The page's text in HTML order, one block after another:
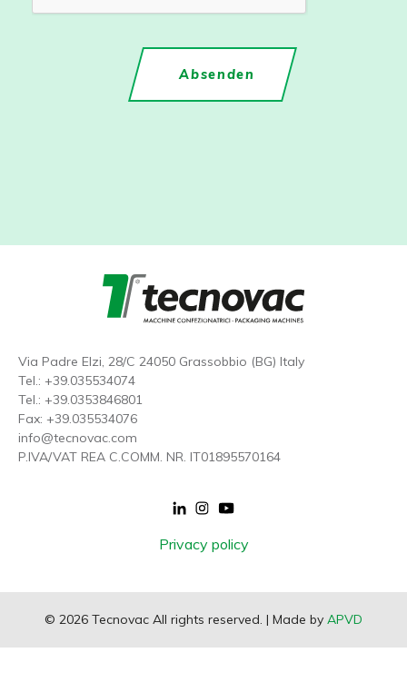
Via Padre Elzi, 28/C 24050 Grassobbio (BG) Italy
Tel.: +39.035534074
Tel.: +39.0353846801
Fax: +39.035534076
info@tecnovac.com
P.IVA/VAT REA C.COMM. NR. IT01895570164
Footer
Privacy policy
© 2026 Tecnovac All rights reserved. | Made by APVD